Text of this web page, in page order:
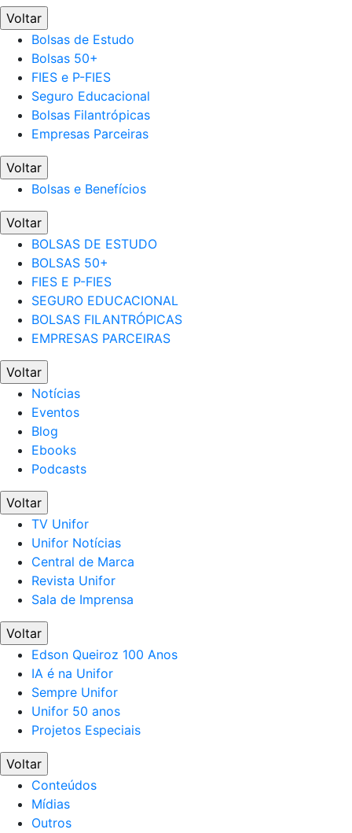
Voltar
Bolsas de Estudo
Bolsas 50+
FIES e P-FIES
Seguro Educacional
Bolsas Filantrópicas
Empresas Parceiras
Voltar
Bolsas e Benefícios
Voltar
BOLSAS DE ESTUDO
BOLSAS 50+
FIES E P-FIES
SEGURO EDUCACIONAL
BOLSAS FILANTRÓPICAS
EMPRESAS PARCEIRAS
Voltar
Notícias
Eventos
Blog
Ebooks
Podcasts
Voltar
TV Unifor
Unifor Notícias
Central de Marca
Revista Unifor
Sala de Imprensa
Voltar
Edson Queiroz 100 Anos
IA é na Unifor
Sempre Unifor
Unifor 50 anos
Projetos Especiais
Voltar
Conteúdos
Mídias
Outros